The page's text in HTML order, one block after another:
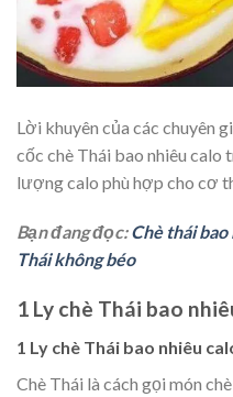
Lời khuyên của các chuyên
cốc chè Thái bao nhiêu
lượng calo phù hợp cho cơ
Bạn đang đọc:Chè thái
Thái không béo
1 Ly chè Thái bao
1 Ly chè Thái bao nhiêu
Chè Thái là cách gọi món